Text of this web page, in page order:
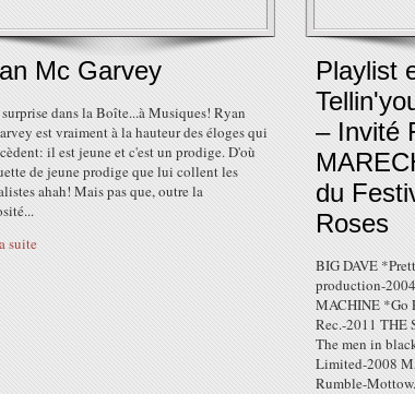
Mc Garvey
dans la Boîte...à Musiques! Ryan
est vraiment à la hauteur des éloges qui
il est jeune et c'est un prodige. D'où
de jeune prodige que lui collent les
ahah! Mais pas que, outre la
suite
Playlist
– Invité
du
Roses
BIG DAVE
production-
MACHINE *Go
Rec.-2011 THE
The men in
Limited-2008
Rumble-